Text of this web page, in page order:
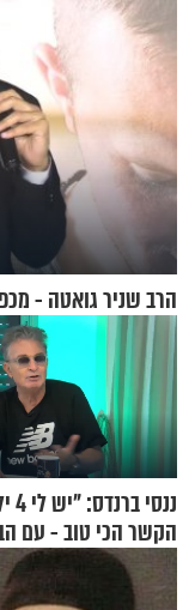
הרב שניר גואטה -
הקשר הכי טוב - עם
החרדית"